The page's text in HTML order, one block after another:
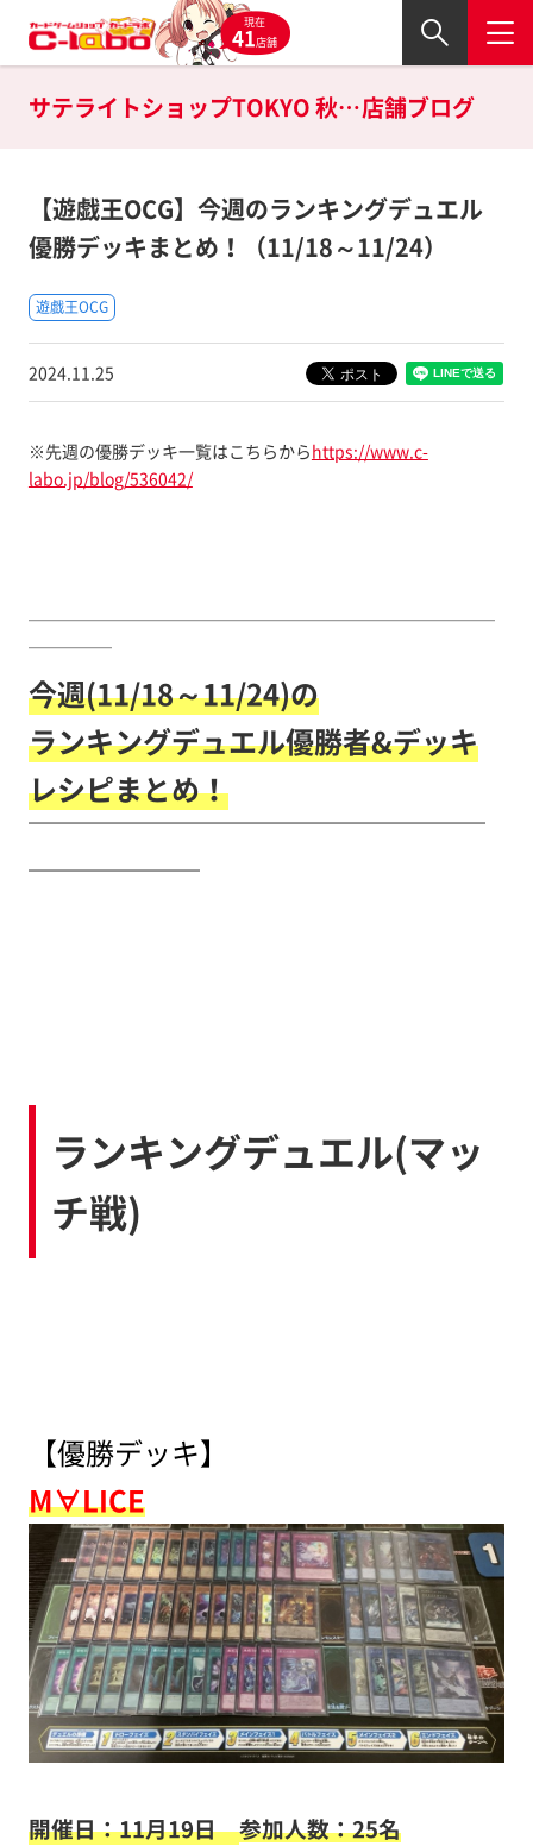
現在
41店舗
サテライトショップTOKYO 秋葉原店の店舗ブログ
【遊戯王OCG】今週のランキングデュエル
優勝デッキまとめ！（11/18～11/24）
遊戯王OCG
2024.11.25
※先週の優勝デッキ一覧はこちらからhttps://www.c-
labo.jp/blog/536042/
￣￣￣￣￣￣￣￣￣￣￣￣￣￣￣￣￣￣￣￣￣￣￣￣￣￣￣￣
￣￣￣￣￣
今週(11/18～11/24)の
ランキングデュエル優勝者&デッキ
レシピまとめ！
￣￣￣￣￣￣￣￣￣￣￣￣￣￣￣￣
￣￣￣￣￣￣
ランキングデュエル(マッ
チ戦)
【優勝デッキ】
M∀LICE
開催日：11月19日参加人数：25名